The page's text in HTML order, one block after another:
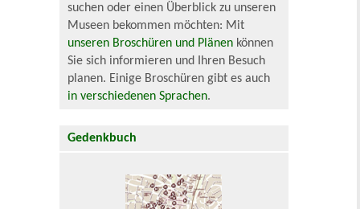
suchen oder einen Überblick zu unseren
Museen bekommen möchten: Mit
unseren Broschüren und Plänen können
Sie sich informieren und Ihren Besuch
planen. Einige Broschüren gibt es auch
in verschiedenen Sprachen.
Gedenkbuch